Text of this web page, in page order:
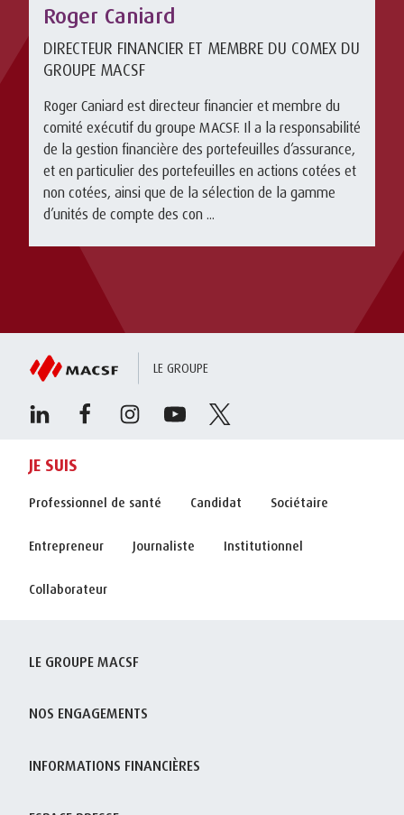
Roger Caniard
DIRECTEUR FINANCIER ET MEMBRE DU COMEX DU
GROUPE MACSF
Roger Caniard est directeur financier et membre du
comité exécutif du groupe MACSF. Il a la responsabilité
de la gestion financière des portefeuilles d’assurance,
et en particulier des portefeuilles en actions cotées et
non cotées, ainsi que de la sélection de la gamme
d’unités de compte des con ...
LE GROUPE
JE SUIS
Professionnel de santé Candidat Sociétaire
Entrepreneur Journaliste Institutionnel
Collaborateur
LE GROUPE MACSF
NOS ENGAGEMENTS
INFORMATIONS FINANCIÈRES